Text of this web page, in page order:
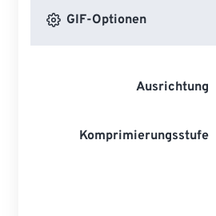
GIF-Optionen
Ausrichtung
Komprimierungsstufe